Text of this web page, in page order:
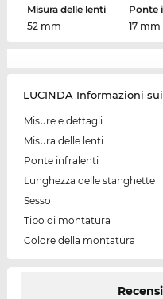
Misura delle lenti
52 mm
Ponte
17 mm
LUCINDA Informazioni
Misure e dettagli
Misura delle lenti
Ponte infralenti
Lunghezza delle stanghette
Sesso
Tipo di montatura
Colore della montatura